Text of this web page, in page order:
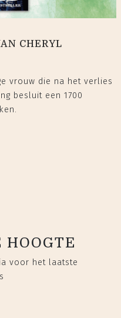
CHERYL
vrouw die na het verlies
besluit een 1700
HOOGTE
voor het laatste